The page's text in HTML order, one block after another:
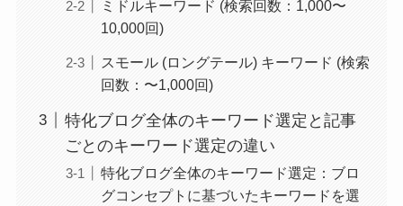
ミドルキーワード (検索回数：1,000〜
10,000回)
スモール (ロングテール) キーワード (検索
回数：〜1,000回)
特化ブログ全体のキーワード選定と記事
ごとのキーワード選定の違い
特化ブログ全体のキーワード選定：ブロ
グコンセプトに基づいたキーワードを選